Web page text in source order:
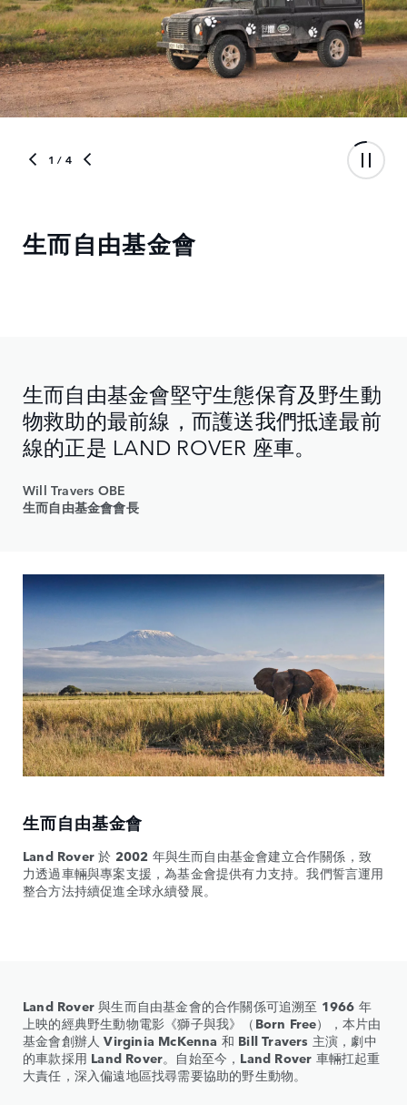
1 / 4
生而自由基金會
生而自由基金會堅守生態保育及野生動
物救助的最前線，而護送我們抵達最前
線的正是 LAND ROVER 座車。
Will Travers OBE
生而自由基金會會長
生而自由基金會
Land Rover 於 2002 年與生而自由基金會建立合作關係，致
力透過車輛與專案支援，為基金會提供有力支持。我們誓言運用
整合方法持續促進全球永續發展。
Land Rover 與生而自由基金會的合作關係可追溯至 1966 年
上映的經典野生動物電影《獅子與我》（ Born Free），本片由
基金會創辦人Virginia McKenna 和 Bill Travers 主演，劇中
的車款採用 Land Rover。自始至今， Land Rover 車輛扛起重
大責任，深入偏遠地區找尋需要協助的野生動物。